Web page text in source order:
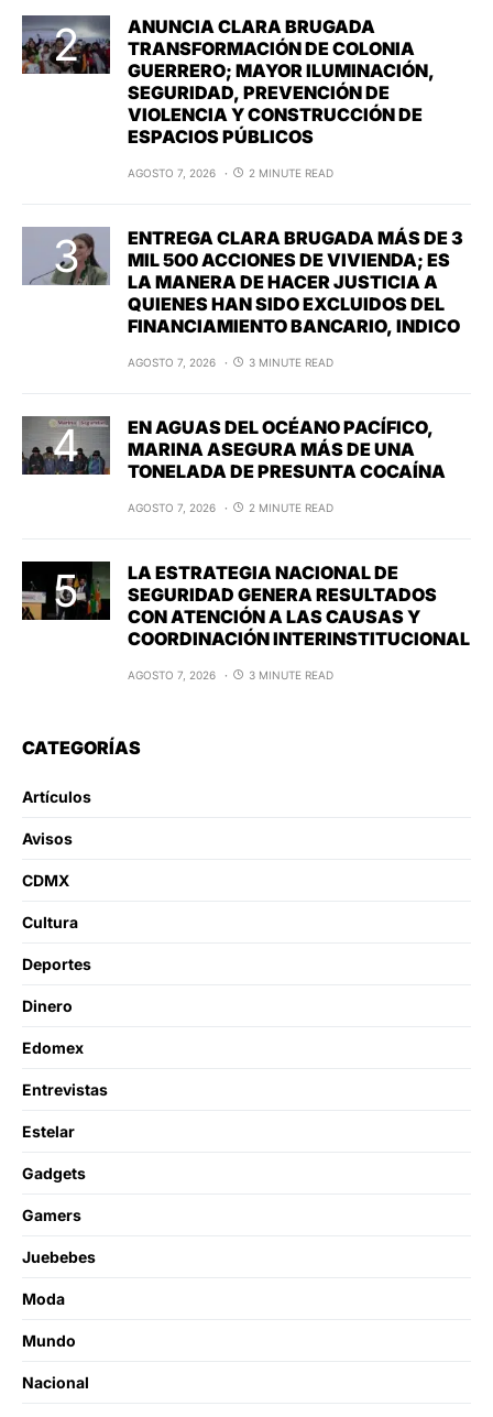
ANUNCIA CLARA BRUGADA
TRANSFORMACIÓN DE COLONIA
GUERRERO; MAYOR ILUMINACIÓN,
SEGURIDAD, PREVENCIÓN DE
VIOLENCIA Y CONSTRUCCIÓN DE
ESPACIOS PÚBLICOS
AGOSTO 7, 2026 2 MINUTE READ
ENTREGA CLARA BRUGADA MÁS DE 3
MIL 500 ACCIONES DE VIVIENDA; ES
LA MANERA DE HACER JUSTICIA A
QUIENES HAN SIDO EXCLUIDOS DEL
FINANCIAMIENTO BANCARIO, INDICO
AGOSTO 7, 2026 3 MINUTE READ
EN AGUAS DEL OCÉANO PACÍFICO,
MARINA ASEGURA MÁS DE UNA
TONELADA DE PRESUNTA COCAÍNA
AGOSTO 7, 2026 2 MINUTE READ
LA ESTRATEGIA NACIONAL DE
SEGURIDAD GENERA RESULTADOS
CON ATENCIÓN A LAS CAUSAS Y
COORDINACIÓN INTERINSTITUCIONAL
AGOSTO 7, 2026 3 MINUTE READ
CATEGORÍAS
Artículos
Avisos
CDMX
Cultura
Deportes
Dinero
Edomex
Entrevistas
Estelar
Gadgets
Gamers
Juebebes
Moda
Mundo
Nacional